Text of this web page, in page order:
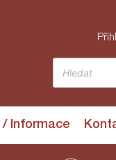
/ Informace